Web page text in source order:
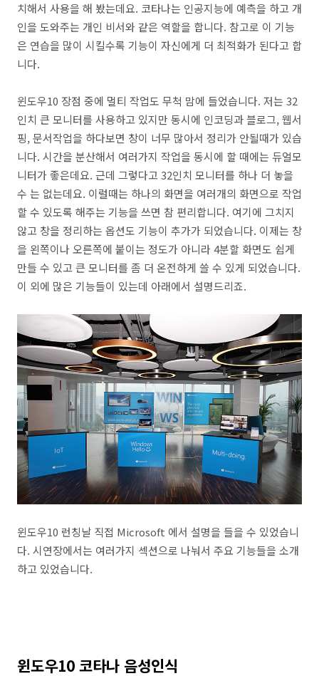
치해서 사용을 해 봤는데요. 코타나는 인공지능에 예측을 하고 개
인을 도와주는 개인 비서와 같은 역할을 합니다. 참고로 이 기능
은 연습을 많이 시킬수록 기능이 자신에게 더 최적화가 된다고 합
니다.
윈도우10 장점 중에 멀티 작업도 무척 맘에 들었습니다. 저는 32
인치 큰 모니터를 사용하고 있지만 동시에 인코딩과 블로그, 웹서
핑, 문서작업을 하다보면 창이 너무 많아서 정리가 안될때가 있습
니다. 시간을 분산해서 여러가지 작업을 동시에 할 때에는 듀얼모
니터가 좋은데요. 근데 그렇다고 32인치 모니터를 하나 더 놓을
수 는 없는데요. 이럴때는 하나의 화면을 여러개의 화면으로 작업
할 수 있도록 해주는 기능을 쓰면 참 편리합니다. 여기에 그치지
않고 창을 정리하는 옵션도 기능이 추가가 되었습니다. 이제는 창
을 왼쪽이나 오른쪽에 붙이는 정도가 아니라 4분할 화면도 쉽게
만들 수 있고 큰 모니터를 좀 더 온전하게 쓸 수 있게 되었습니다.
이 외에 많은 기능들이 있는데 아래에서 설명드리죠.
윈도우10 런칭날 직접 Microsoft 에서 설명을 들을 수 있었습니
다. 시연장에서는 여러가지 섹션으로 나눠서 주요 기능들을 소개
하고 있었습니다.
윈도우10 코타나 음성인식